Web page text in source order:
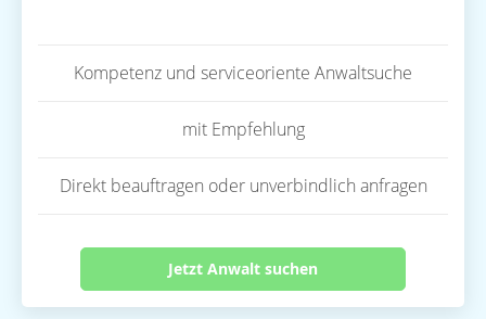
Kompetenz und serviceoriente Anwaltsuche
mit Empfehlung
Direkt beauftragen oder unverbindlich anfragen
Jetzt Anwalt suchen